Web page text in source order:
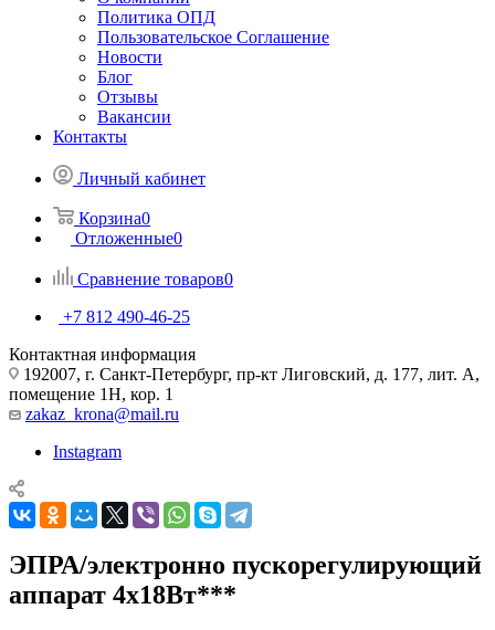
Политика ОПД
Пользовательское Соглашение
Новости
Блог
Отзывы
Вакансии
Контакты
Личный кабинет
Корзина0
Отложенные0
Сравнение товаров0
+7 812 490-46-25
Контактная информация
192007, г. Санкт-Петербург, пр-кт Лиговский, д. 177, лит. А,
помещение 1Н, кор. 1
zakaz_krona@mail.ru
Instagram
ЭПРА/электронно пускорегулирующий
аппарат 4х18Вт***